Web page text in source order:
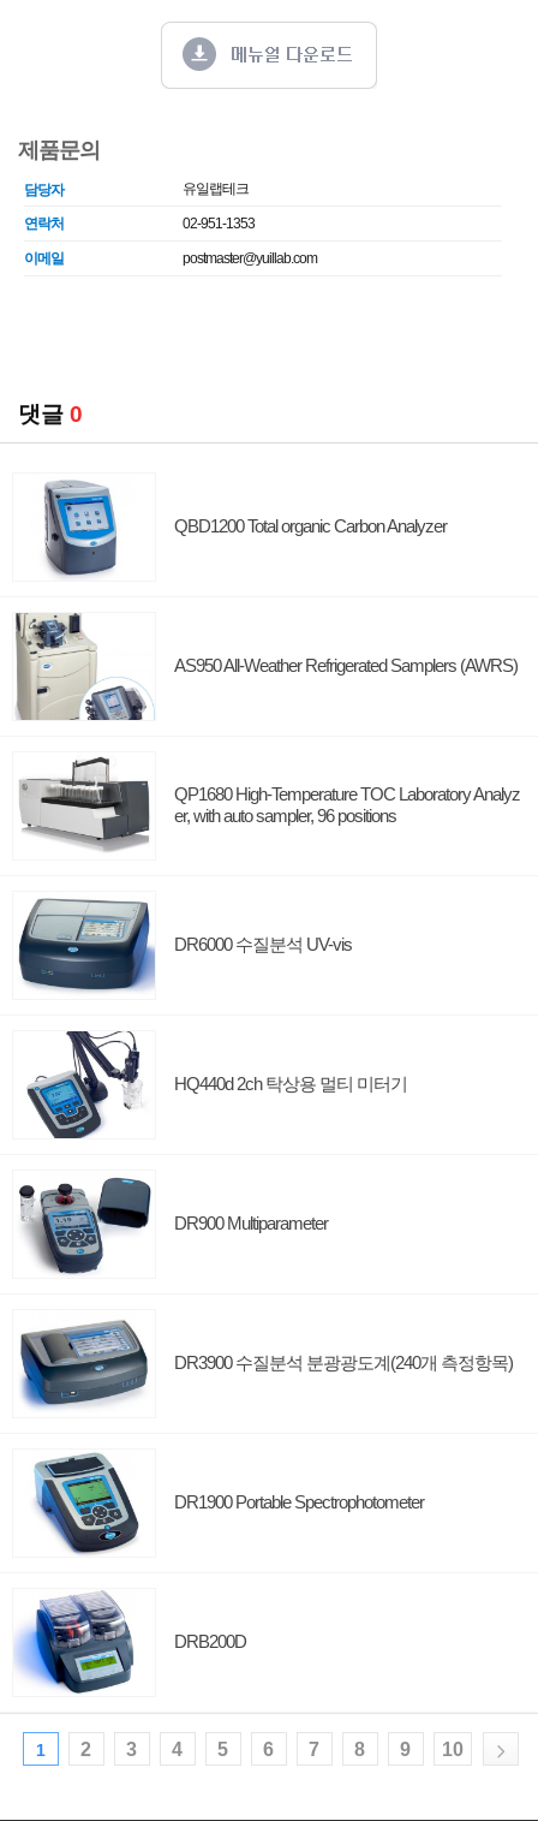
제품문의
담당자 유일랩테크
연락처 02-951-1353
이메일 postmaster@yuillab.com
댓글 0
QBD1200 Total organic Carbon Analyzer
AS950 All-Weather Refrigerated Samplers (AWRS)
QP1680 High-Temperature TOC Laboratory Analyz
er, with auto sampler, 96 positions
DR6000 수질분석 UV-vis
HQ440d 2ch 탁상용 멀티 미터기
DR900 Multiparameter
DR3900 수질분석 분광광도계(240개 측정항목)
DR1900 Portable Spectrophotometer
DRB200D
1 2 3 4 5 6 7 8 9 10